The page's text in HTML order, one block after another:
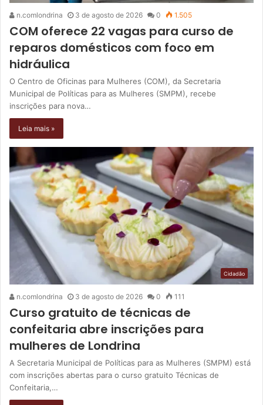
n.comlondrina 3 de agosto de 2026 0 1.505
COM oferece 22 vagas para curso de
reparos domésticos com foco em
hidráulica
O Centro de Oficinas para Mulheres (COM), da Secretaria
Municipal de Políticas para as Mulheres (SMPM), recebe
inscrições para nova…
Leia mais »
Cidadão
n.comlondrina 3 de agosto de 2026 0 111
Curso gratuito de técnicas de
confeitaria abre inscrições para
mulheres de Londrina
A Secretaria Municipal de Políticas para as Mulheres (SMPM) está
com inscrições abertas para o curso gratuito Técnicas de
Confeitaria,…